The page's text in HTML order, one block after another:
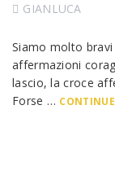
GIANLUCA
Siamo molto
affermazioni
lascio, la croce
Forse …